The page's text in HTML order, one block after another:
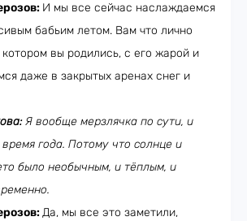
И мы все сейчас наслаждаемся
бабьим летом. Вам что лично
вы родились, с его жарой и
даже в закрытых аренах снег и
Я вообще мерзлячка по сути, и
года. Потому что солнце и
было необычным, и тёплым, и
Да, мы все это заметили,